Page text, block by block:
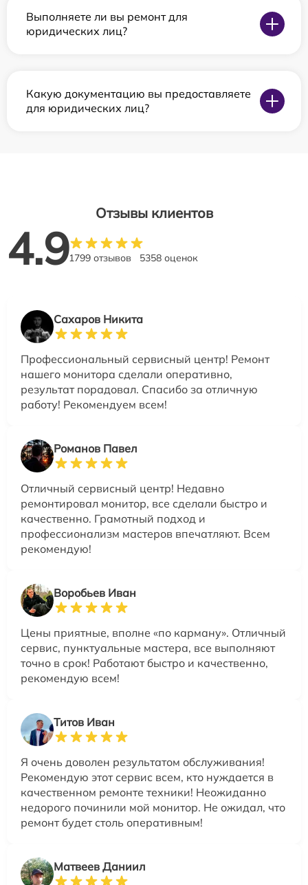
Выполняете ли вы ремонт для
юридических лиц?
Какую документацию вы предоставляете
для юридических лиц?
Отзывы клиентов
4.91799 отзывов 5358 оценок
Сахаров Никита
Профессиональный сервисный центр! Ремонт
нашего монитора сделали оперативно,
результат порадовал. Спасибо за отличную
работу! Рекомендуем всем!
Романов Павел
Отличный сервисный центр! Недавно
ремонтировал монитор, все сделали быстро и
качественно. Грамотный подход и
профессионализм мастеров впечатляют. Всем
рекомендую!
Воробьев Иван
Цены приятные, вполне «по карману». Отличный
сервис, пунктуальные мастера, все выполняют
точно в срок! Работают быстро и качественно,
рекомендую всем!
Титов Иван
Я очень доволен результатом обслуживания!
Рекомендую этот сервис всем, кто нуждается в
качественном ремонте техники! Неожиданно
недорого починили мой монитор. Не ожидал, что
ремонт будет столь оперативным!
Матвеев Даниил